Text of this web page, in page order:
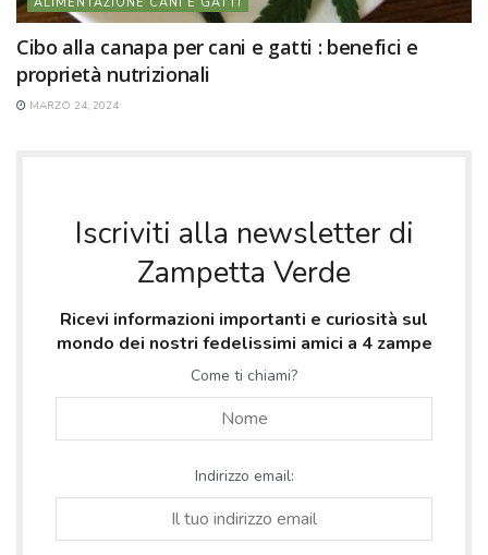
Cibo alla canapa per cani e gatti : benefici e
proprietà nutrizionali
MARZO 24, 2024
Iscriviti alla newsletter di
Zampetta Verde
Ricevi informazioni importanti e curiosità sul
mondo dei nostri fedelissimi amici a 4 zampe
Come ti chiami?
Indirizzo email: